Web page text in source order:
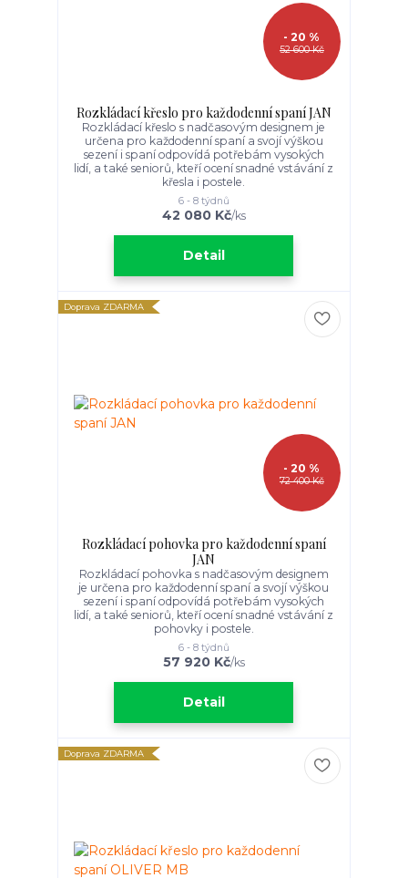
52 600 Kč
- 20 %
Rozkládací křeslo pro každodenní spaní JAN
Rozkládací křeslo s nadčasovým designem je
určena pro každodenní spaní a svojí výškou
sezení i spaní odpovídá potřebám vysokých
lidí, a také seniorů, kteří ocení snadné vstávání z
křesla i postele.
42 080 Kč/ks
6 - 8 týdnů
Detail
Doprava ZDARMA
72 400 Kč
- 20 %
Rozkládací pohovka pro každodenní spaní
JAN
Rozkládací pohovka s nadčasovým designem
je určena pro každodenní spaní a svojí výškou
sezení i spaní odpovídá potřebám vysokých
lidí, a také seniorů, kteří ocení snadné vstávání z
pohovky i postele.
57 920 Kč/ks
6 - 8 týdnů
Detail
Doprava ZDARMA